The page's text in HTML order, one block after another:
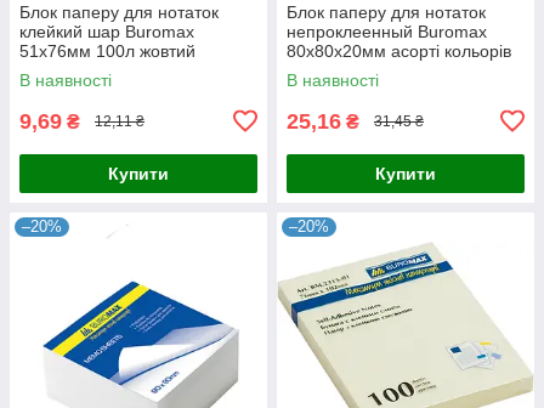
Блок паперу для нотаток
клейкий шар Buromax
51х76мм 100л жовтий
BM.2311-01
В наявності
9,69 ₴ 12,11 ₴
Купити
Блок паперу для нотаток
непроклеенный Buromax
80х80х20мм асорті кольорів
BM.2255
В наявності
25,16 ₴ 31,45 ₴
Купити
–20% –20%